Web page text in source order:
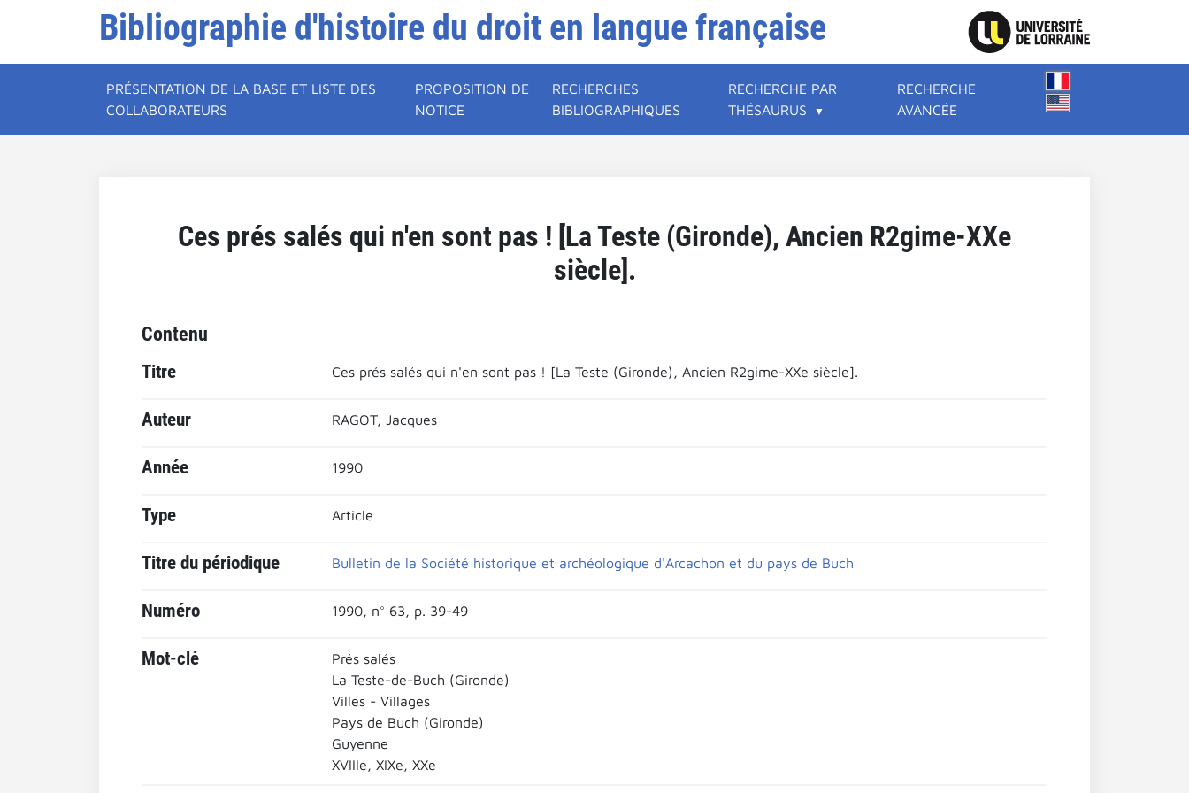
Bibliographie d'histoire du droit en langue française
PRÉSENTATION DE LA BASE ET LISTE DES
COLLABORATEURS
PROPOSITION DE
NOTICE
RECHERCHES
BIBLIOGRAPHIQUES
RECHERCHE PAR
THÉSAURUS
RECHERCHE
AVANCÉE
Ces prés salés qui n'en sont pas ! [La Teste (Gironde), Ancien R2gime-XXe
siècle].
Contenu
Titre Ces prés salés qui n'en sont pas ! [La Teste (Gironde), Ancien R2gime-XXe siècle].
Auteur RAGOT, Jacques
Année 1990
Type Article
Titre du périodique Bulletin de la Société historique et archéologique d'Arcachon et du pays de Buch
Numéro 1990, n° 63, p. 39-49
Mot-clé
Prés salés
La Teste-de-Buch (Gironde)
Villes - Villages
Pays de Buch (Gironde)
Guyenne
XVIIIe, XIXe, XXe